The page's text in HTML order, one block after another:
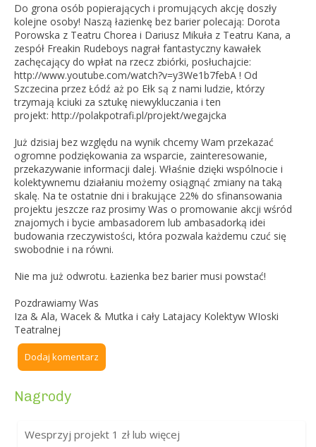
Do grona osób popierających i promujących akcję doszły
kolejne osoby! Naszą łazienkę bez barier polecają: Dorota
Porowska z Teatru Chorea i Dariusz Mikuła z Teatru Kana, a
zespół Freakin Rudeboys nagrał fantastyczny kawałek
zachęcający do wpłat na rzecz zbiórki, posłuchajcie:
http://www.youtube.com/watch?v=y3We1b7febA ! Od
Szczecina przez Łódź aż po Ełk są z nami ludzie, którzy
trzymają kciuki za sztukę niewykluczania i ten
projekt: http://polakpotrafi.pl/projekt/wegajcka
Już dzisiaj bez względu na wynik chcemy Wam przekazać
ogromne podziękowania za wsparcie, zainteresowanie,
przekazywanie informacji dalej. Właśnie dzięki wspólnocie i
kolektywnemu działaniu możemy osiągnąć zmiany na taką
skalę. Na te ostatnie dni i brakujące 22% do sfinansowania
projektu jeszcze raz prosimy Was o promowanie akcji wśród
znajomych i bycie ambasadorem lub ambasadorką idei
budowania rzeczywistości, która pozwala każdemu czuć się
swobodnie i na równi.
Nie ma już odwrotu. Łazienka bez barier musi powstać!
Pozdrawiamy Was
Iza & Ala, Wacek & Mutka i cały Latajacy Kolektyw WIoski
Teatralnej
Dodaj komentarz
Nagrody
Wesprzyj projekt 1 zł lub więcej